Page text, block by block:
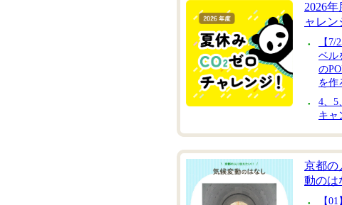
2026
ャレン
【
ベル
の
を作
4、5
キャ
京都の
動のは
【